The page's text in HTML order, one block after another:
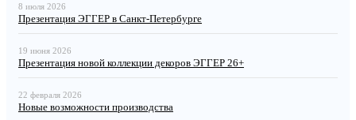
8 июля 2026
Презентация ЭГГЕР в Санкт-Петербурге
19 июня 2026
Презентация новой коллекции декоров ЭГГЕР 26+
22 февраля 2026
Новые возможности производства